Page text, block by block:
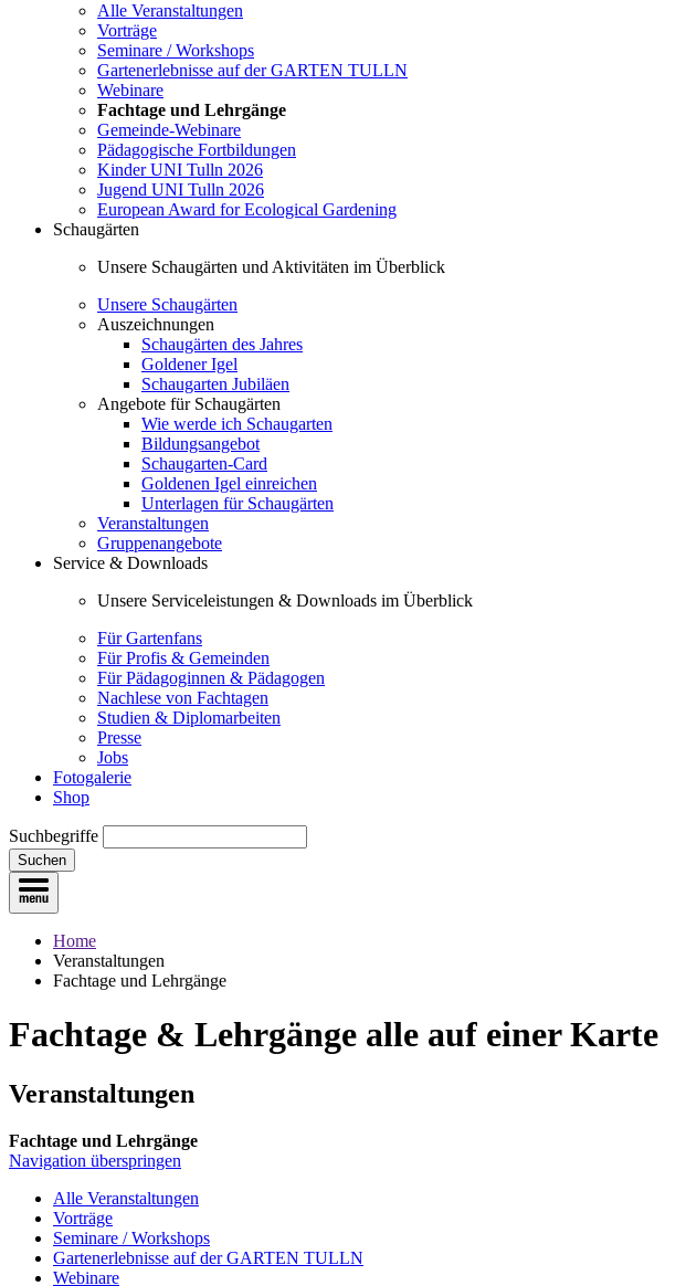
Alle Veranstaltungen
Vorträge
Seminare / Workshops
Gartenerlebnisse auf der GARTEN TULLN
Webinare
Fachtage und Lehrgänge
Gemeinde-Webinare
Pädagogische Fortbildungen
Kinder UNI Tulln 2026
Jugend UNI Tulln 2026
European Award for Ecological Gardening
Schaugärten
Unsere Schaugärten und Aktivitäten im Überblick
Unsere Schaugärten
Auszeichnungen
Schaugärten des Jahres
Goldener Igel
Schaugarten Jubiläen
Angebote für Schaugärten
Wie werde ich Schaugarten
Bildungsangebot
Schaugarten-Card
Goldenen Igel einreichen
Unterlagen für Schaugärten
Veranstaltungen
Gruppenangebote
Service & Downloads
Unsere Serviceleistungen & Downloads im Überblick
Für Gartenfans
Für Profis & Gemeinden
Für Pädagoginnen & Pädagogen
Nachlese von Fachtagen
Studien & Diplomarbeiten
Presse
Jobs
Fotogalerie
Shop
Suchbegriffe
Suchen
Home
Veranstaltungen
Fachtage und Lehrgänge
Fachtage & Lehrgänge alle auf einer Karte
Veranstaltungen
Fachtage und Lehrgänge
Navigation überspringen
Alle Veranstaltungen
Vorträge
Seminare / Workshops
Gartenerlebnisse auf der GARTEN TULLN
Webinare